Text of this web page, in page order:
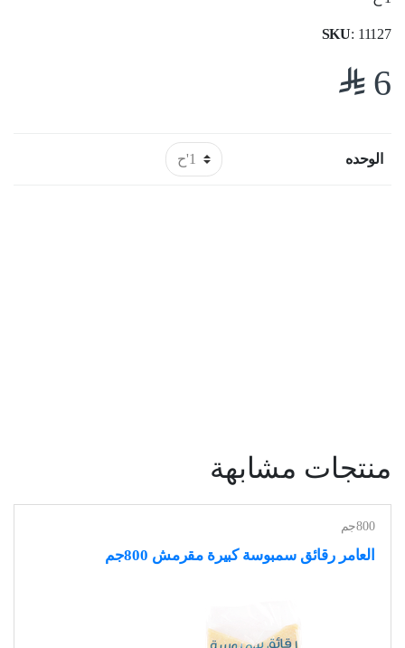
SKU: 11127
6
$
الوحده
منتجات مشابهة
800جم
العامر رقائق سمبوسة كبيرة مقرمش 800جم